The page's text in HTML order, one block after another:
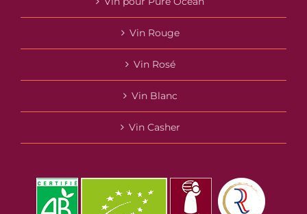
Vin Rouge
Vin Rosé
Vin Blanc
Vin Casher